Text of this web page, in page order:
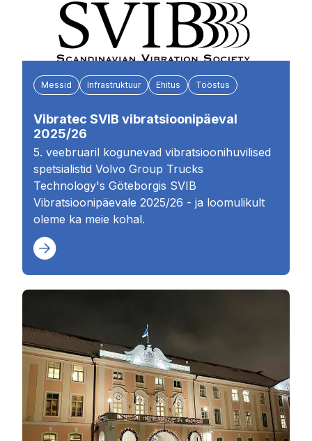
Messid Infrastruktuur Ehitus Tööstus
Vibratec SVIB vibratsioonipäeval
2025/26
5. veebruaril kogunevad vibratsioonihuvilised
spetsialistid Volvo Group Trucks
Technology's Göteborgis SVIB
Vibratsioonipäevale 2025/26 - ja loomulikult
oleme ka meie kohal.